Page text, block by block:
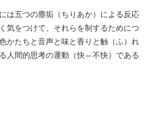
は五つの塵垢（ちりあか）による反応
気をつけて、それらを制するためにつ
かたちと音声と味と香りと触（ふ）れ
人間的思考の運動（快⇔不快）である